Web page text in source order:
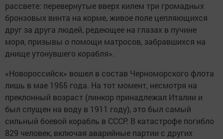
рассвете: перевернутые вверх килем три громадных
бронзовых винта на корме, живое поле цепляющихся
друг за друга людей, редеющее на глазах в пучине
моря, призывы о помощи матросов, забравшихся на
днище утонувшего корабля».
«Новороссийск» вошел в состав Черноморского флота
лишь в мае 1955 года. На тот момент, несмот­ря на
преклонный возраст (линкор принадлежал Италии и
был спущен на воду в 1911 году), это был самый
сильный боевой корабль в СССР. В катастрофе погибло
829 человек, включая аварийные партии с других